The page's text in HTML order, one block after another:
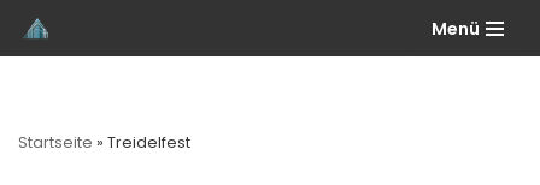
Skip
Menü
Startseite » Treidelfest